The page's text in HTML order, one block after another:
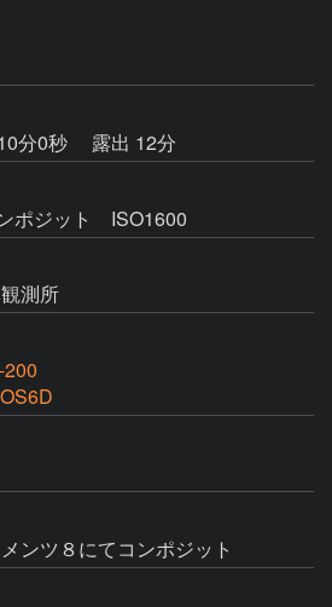
分0秒
露出 12分
ポジット ISO1600
測所
ンツ８にてコンポジット